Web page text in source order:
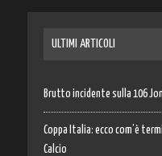
ULTIMI ARTICOLI
Brutto incidente sulla 106
Coppa Italia: ecco com’è
Calcio